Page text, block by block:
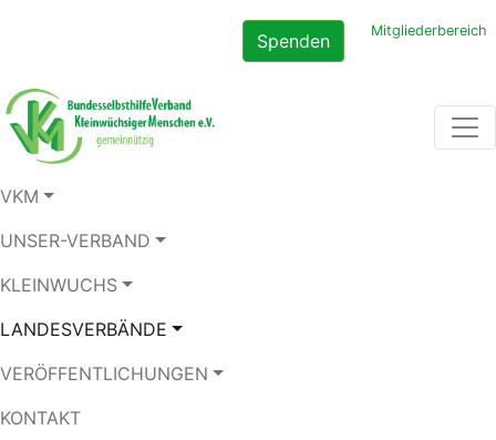
Spenden Mitgliederbereich
VKM
UNSER-VERBAND
KLEINWUCHS
LANDESVERBÄNDE
VERÖFFENTLICHUNGEN
KONTAKT